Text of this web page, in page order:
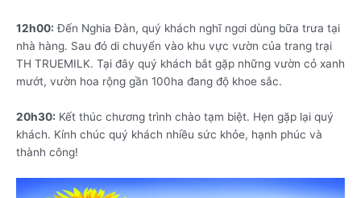
12h00: Đến Nghia Đàn, quý khách nghĩ ngơi dùng bữa trưa tại
nhà hàng. Sau đó di chuyển vào khu vực vườn của trang trại
TH TRUEMILK. Tại đây quý khách bắt gặp những vườn cỏ xanh
mướt, vườn hoa rộng gần 100ha đang độ khoe sắc.
20h30: Kết thúc chương trình chào tạm biệt. Hẹn gặp lại quý
khách. Kính chúc quý khách nhiều sức khỏe, hạnh phúc và
thành công!